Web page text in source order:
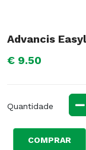
Advancis
€ 9.50
Quantidade
COMPRAR